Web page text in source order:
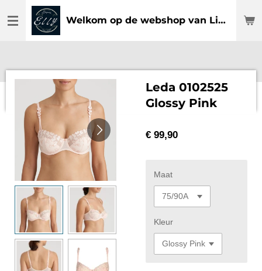
direct
Welkom op de webshop van Lingerie Elly
Leda 0102525
Glossy Pink
€ 99,90
Maat
Kleur